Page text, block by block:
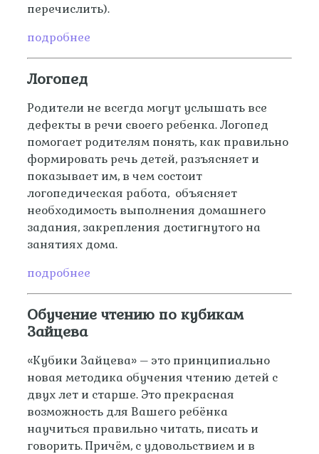
перечислить).
подробнее
Логопед
Родители не всегда могут услышать все
дефекты в речи своего ребенка. Логопед
помогает родителям понять, как правильно
формировать речь детей, разъясняет и
показывает им, в чем состоит
логопедическая работа, объясняет
необходимость выполнения домашнего
задания, закрепления достигнутого на
занятиях дома.
подробнее
Обучение чтению по кубикам
Зайцева
«Кубики Зайцева» – это принципиально
новая методика обучения чтению детей с
двух лет и старше. Это прекрасная
возможность для Вашего ребёнка
научиться правильно читать, писать и
говорить. Причём, с удовольствием и в